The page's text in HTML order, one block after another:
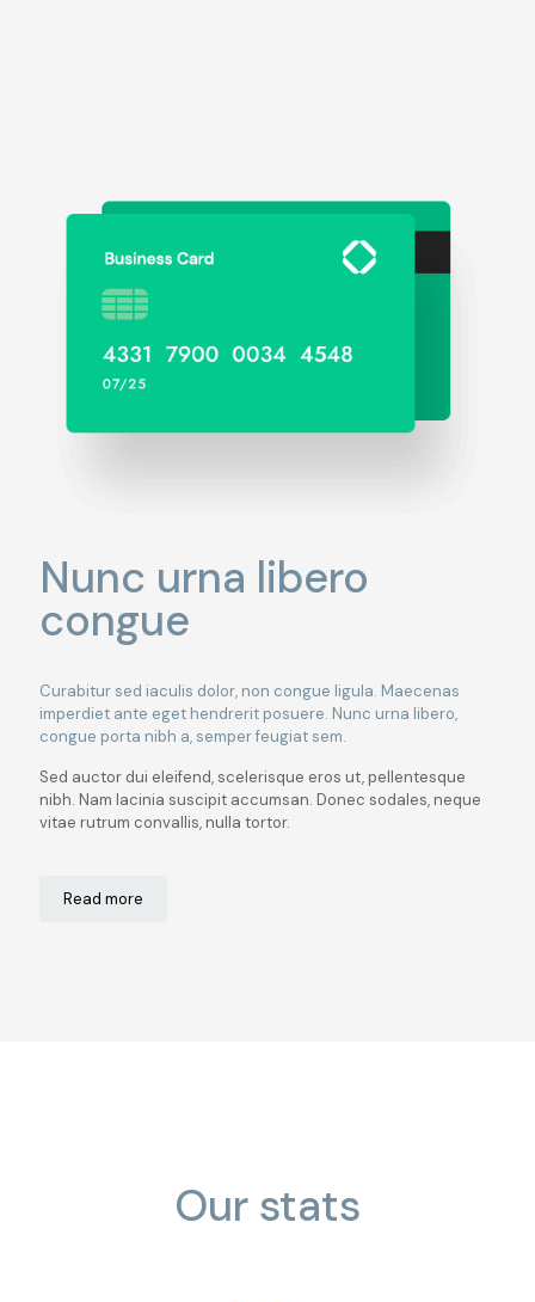
Nunc urna libero
congue
Curabitur sed iaculis dolor, non congue ligula. Maecenas
imperdiet ante eget hendrerit posuere. Nunc urna libero,
congue porta nibh a, semper feugiat sem.
Sed auctor dui eleifend, scelerisque eros ut, pellentesque
nibh. Nam lacinia suscipit accumsan. Donec sodales, neque
vitae rutrum convallis, nulla tortor.
Read more
Our stats